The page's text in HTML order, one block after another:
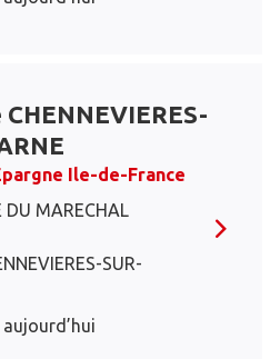
Ile-de-France
DU MARECHAL
SUR-